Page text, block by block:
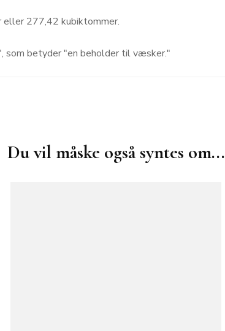
eller 277,42 kubiktommer.
som betyder "en beholder til væsker."
Du vil måske også syntes om...